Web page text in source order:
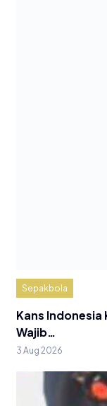
Sepakbola
Kans Indonesia
Wajib…
3 Aug 2026